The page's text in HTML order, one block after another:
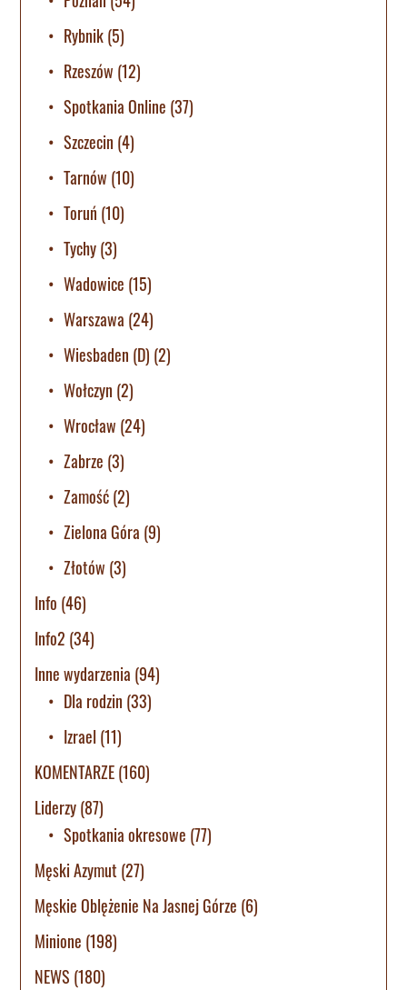
Rybnik(5)
Rzeszów (12)
Spotkania Online (37)
Szczecin (4)
Tarnów (10)
Toruń (10)
Tychy(3)
Wadowice (15)
Warszawa (24)
Wiesbaden (D) (2)
Wołczyn (2)
Wrocław (24)
Zabrze (3)
Zamość(2)
Zielona Góra (9)
Złotów (3)
Info (46)
Info2 (34)
Inne wydarzenia (94)
Dla rodzin (33)
Izrael (11)
KOMENTARZE(160)
Liderzy(87)
Spotkania okresowe (77)
Męski Azymut (27)
Męskie Oblężenie Na Jasnej Górze (6)
Minione (198)
NEWS (180)